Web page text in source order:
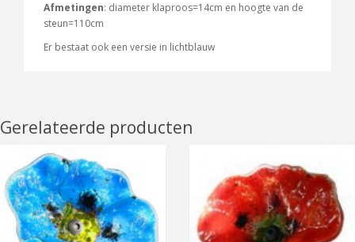
Afmetingen: diameter klaproos=14cm en hoogte van de
steun=110cm
Er bestaat ook een versie in lichtblauw
Gerelateerde producten